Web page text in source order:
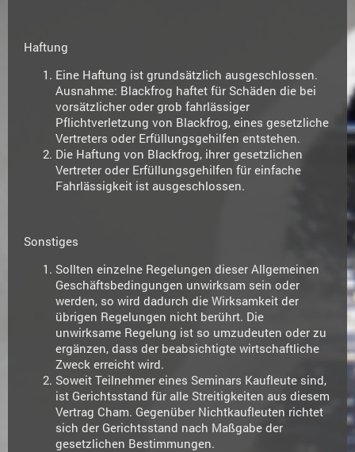
Haftung
Eine Haftung ist grundsätzlich ausgeschlossen.
Ausnahme: Blackfrog haftet für Schäden die bei
vorsätzlicher oder grob fahrlässiger
Pflichtverletzung von Blackfrog, eines gesetzliche
Vertreters oder Erfüllungsgehilfen entstehen.
Die Haftung von Blackfrog, ihrer gesetzlichen
Vertreter oder Erfüllungsgehilfen für einfache
Fahrlässigkeit ist ausgeschlossen.
Sonstiges
Sollten einzelne Regelungen dieser Allgemeinen
Geschäftsbedingungen unwirksam sein oder
werden, so wird dadurch die Wirksamkeit der
übrigen Regelungen nicht berührt. Die
unwirksame Regelung ist so umzudeuten oder zu
ergänzen, dass der beabsichtigte wirtschaftliche
Zweck erreicht wird.
Soweit Teilnehmer eines Seminars Kaufleute sind,
ist Gerichtsstand für alle Streitigkeiten aus diesem
Vertrag Cham. Gegenüber Nichtkaufleuten richtet
sich der Gerichtsstand nach Maßgabe der
gesetzlichen Bestimmungen.